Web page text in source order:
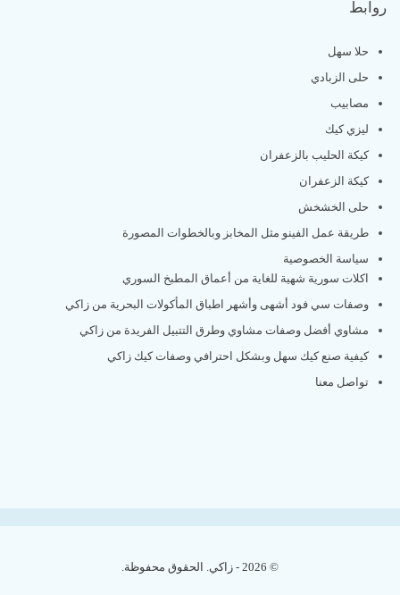
روابط
حلا سهل
حلى الزبادي
مصابيب
ليزي كيك
كيكة الحليب بالزعفران
كيكة الزعفران
حلى الخشخش
طريقة عمل الفينو مثل المخابز وبالخطوات المصورة
سياسة الخصوصية
اكلات سورية شهية للغاية من أعماق المطبخ السوري
وصفات سي فود أشهى وأشهر اطباق المأكولات البحرية من زاكي
مشاوي أفضل وصفات مشاوي وطرق التتبيل الفريدة من زاكي
كيفية صنع كيك سهل وبشكل احترافي وصفات كيك زاكي
تواصل معنا
© 2026 - زاكي. الحقوق محفوظة.